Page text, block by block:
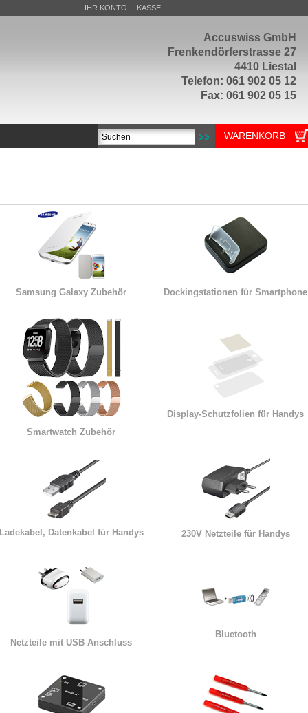
Accuswiss GmbH
Frenkendörferstrasse 27
4410 Liestal
Telefon: 061 902 05 12
Fax: 061 902 05 15
IHR KONTO KASSE
WARENKORB
Samsung Galaxy Zubehör Dockingstationen für Smartphone
Smartwatch Zubehör
Display-Schutzfolien für Handys
Ladekabel, Datenkabel für Handys 230V Netzteile für Handys
Netzteile mit USB Anschluss
Bluetooth